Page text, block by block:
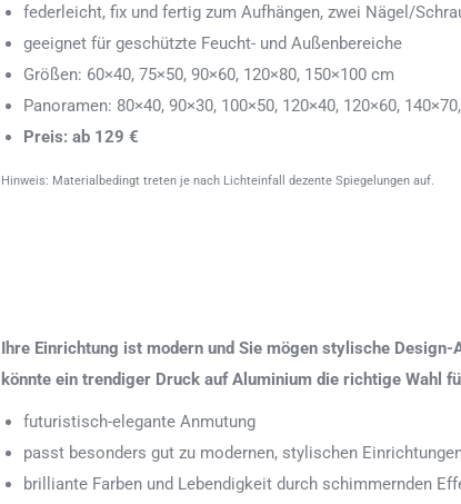
federleicht, fix und fertig zum Aufhängen, zwei Nägel/
geeignet für geschützte Feucht- und Außenbereiche
Größen: 60×40, 75×50, 90×60, 120×80, 150×100 cm
Panoramen: 80×40, 90×30, 100×50, 120×40, 120×60,
Preis: ab 129 €
Hinweis: Materialbedingt treten je nach Lichteinfall dezente Spiegelungen auf.
Ihre Einrichtung ist modern und Sie mögen stylische Design-
könnte ein trendiger Druck auf Aluminium die richtige Wahl
futuristisch-elegante Anmutung
passt besonders gut zu modernen, stylischen
brilliante Farben und Lebendigkeit durch schimmernden